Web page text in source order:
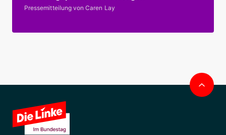
Pressemitteilung von Caren Lay